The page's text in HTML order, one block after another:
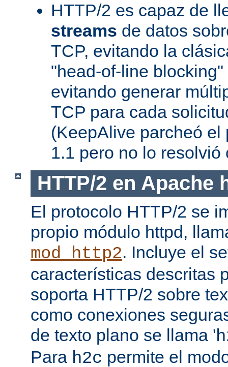
HTTP/2 es capaz de
streams de datos
TCP, evitando la
"head-of-line
evitando generar
TCP para cada
(KeepAlive parcheó el
1.1 pero no lo resolvió
HTTP/2 en Apache
El protocolo HTTP/2 se
propio módulo httpd,
mod_http2. Incluye el
características descritas
soporta HTTP/2 sobre
como conexiones
de texto plano se llama '
Para h2c permite el